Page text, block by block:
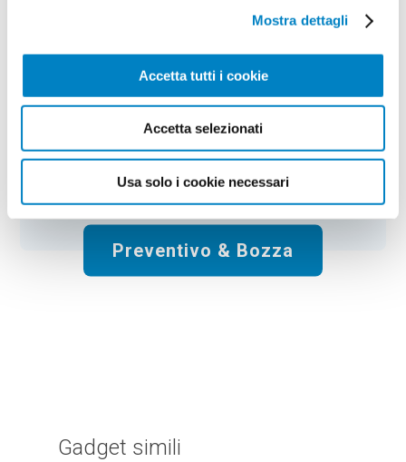
Mostra dettagli
Accetta tutti i cookie
Accetta selezionati
Usa solo i cookie necessari
100
Il prezzo non include la stampa
Spese di spedizione:
€47.00
Preventivo & Bozza
Gadget simili